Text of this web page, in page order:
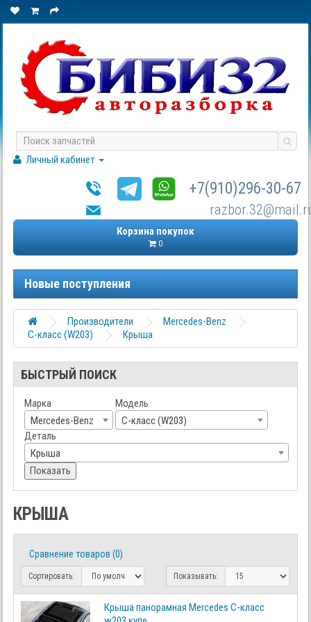
Личный кабинет
+7(910)296-30-67
Корзина покупок
0
Новые поступления
Производители
Mercedes-Benz
C-класс (W203)
Крыша
БЫСТРЫЙ ПОИСК
Марка
Mercedes-Benz
Модель
C-класс (W203)
Деталь
Крыша
Показать
КРЫША
Сравнение товаров (0)
Сортировать: Показывать:
Крыша панорамная Mercedes C-класс